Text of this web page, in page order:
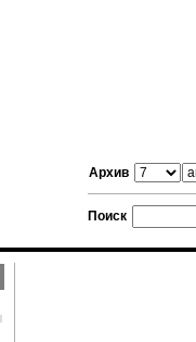
Архив
Поиск